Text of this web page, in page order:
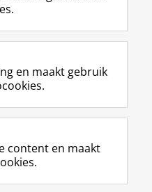
F
a
e
b
o
p
a
i
L
i
k
e
I
-
p
g
R
S
-
f
e
R
k
I
n
t
r
m
c
Y
o
T
e
k
a
en maakt gebruik
content en maakt